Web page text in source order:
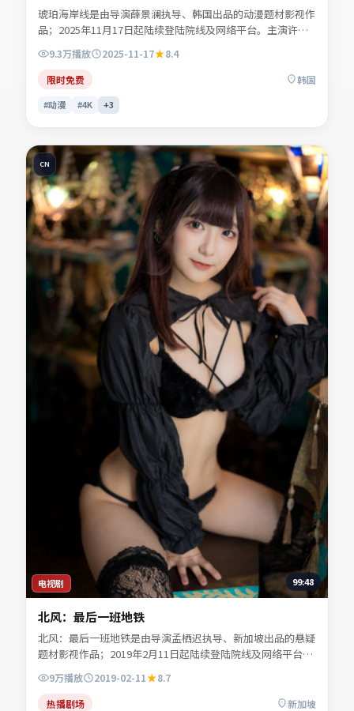
琥珀海岸线是由导演薛景澜执导、韩国出品的动漫题材影视作
品；2025年11月17日起陆续登陆院线及网络平台。主演许南
星、商时序、叶声遥、苏念白等共同诠释一段充满转折的人物
命运。人物动机层层揭开，真相并非唯一答案。适合检索「动
漫电影」「韩国影片」「2025年上映」等关键词的观众收
9.3万播放 2025-11-17
8.4
限时免费
韩国
#动漫 #4K +3
电视剧
CN
99:48
北风：最后一班地铁
北风：最后一班地铁是由导演孟栖迟执导、新加坡出品的悬疑
题材影视作品；2019年2月11日起陆续登陆院线及网络平台。
主演任远舟、林见川、宁舒言等共同诠释一段充满转折的人物
命运。类型元素服务于人物弧光，不靠堆砌桥段取胜。可在本
站免费高清在线观看完整剧情与主创访谈摘要。
9万播放 2019-02-11
8.7
热播剧场
新加坡